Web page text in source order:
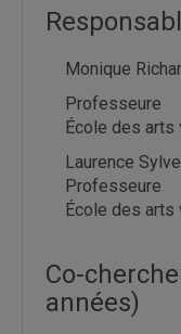
Monique
Professeure
École des
Laurence
Professeure
École des
Co-
années)